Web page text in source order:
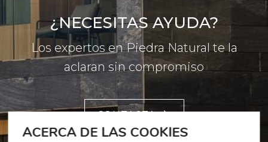
¿NECESITAS AYUDA?
Los expertos en Piedra Natural te la
aclaran sin compromiso
CONTACTA
ACERCA DE LAS COOKIES